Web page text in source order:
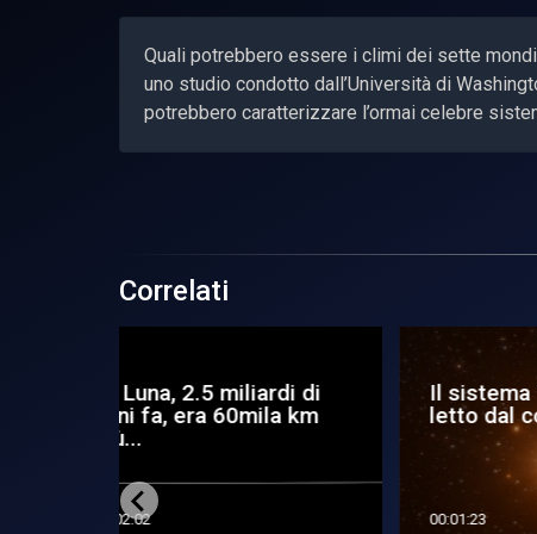
Quali potrebbero essere i climi dei sette
uno studio condotto dall’Università di
potrebbero caratterizzare l’ormai celebre
Correlati
Il sistema TRAPPIST
letto dal computer
c